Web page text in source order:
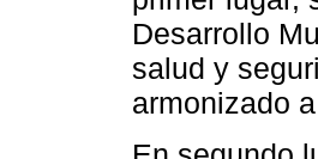
Desarrollo
salud y
armonizado